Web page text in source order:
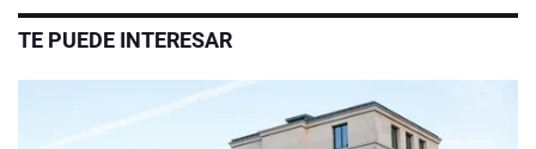
TE PUEDE INTERESAR